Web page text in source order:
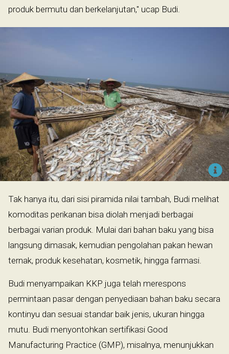
produk bermutu dan berkelanjutan," ucap Budi.
Tak hanya itu, dari sisi piramida nilai tambah, Budi melihat
komoditas perikanan bisa diolah menjadi berbagai
berbagai varian produk. Mulai dari bahan baku yang bisa
langsung dimasak, kemudian pengolahan pakan hewan
ternak, produk kesehatan, kosmetik, hingga farmasi.
Budi menyampaikan KKP juga telah merespons
permintaan pasar dengan penyediaan bahan baku secara
kontinyu dan sesuai standar baik jenis, ukuran hingga
mutu. Budi menyontohkan sertifikasi Good
Manufacturing Practice (GMP), misalnya, menunjukkan